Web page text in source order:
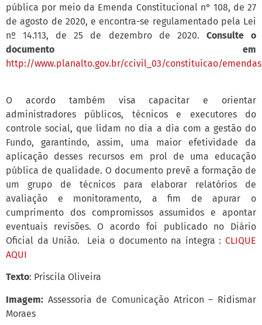
pública por meio da Emenda Constitucional n° 108, de 27
de agosto de 2020, e encontra-se regulamentado pela Lei
nº 14.113, de 25 de dezembro de 2020. Consulte o
documento em
http://www.planalto.gov.br/ccivil_03/constituicao/
O acordo também visa capacitar e orientar
administradores públicos, técnicos e executores do
controle social, que lidam no dia a dia com a gestão do
Fundo, garantindo, assim, uma maior efetividade da
aplicação desses recursos em prol de uma educação
pública de qualidade. O documento prevê a formação de
um grupo de técnicos para elaborar relatórios de
avaliação e monitoramento, a fim de apurar o
cumprimento dos compromissos assumidos e apontar
eventuais revisões. O acordo foi publicado no Diário
Oficial da União. Leia o documento na íntegra : CLIQUE
AQUI
Texto: Priscila Oliveira
Imagem: Assessoria de Comunicação Atricon – Ridismar
Moraes